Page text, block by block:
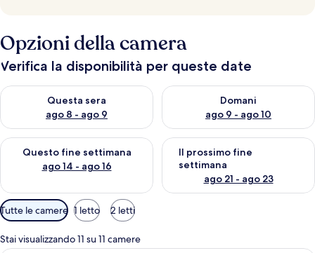
Opzioni della camera
Verifica la disponibilità per queste date
Questa sera
ago 8 - ago 9
Verifica la disponibilità per questa sera, ago 8 - ago 9
Domani
ago 9 - ago 10
Verifica la disponibilità per
Questo fine settimana
ago 14 - ago 16
Verifica la disponibilità per questo fine settimana, ago 14 -
Il prossimo fine
settimana
ago 21 - ago 23
Verifica la disponibilità per il
Filtri
disponibili
per
le
Tutte le camere 1 letto 2 letti
Stai visualizzando 11 su 11 camere